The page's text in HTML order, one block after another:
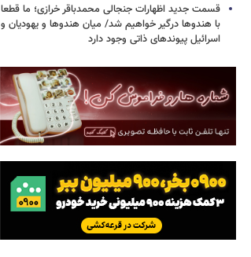
قسمت جدید اظهارات جنجالی محمدباقر خرازی؛ ما قطعا
با هندوها درگیر خواهیم شد/ میان هندوها و یهودیان و
اسرائیل پیوندهای ذاتی وجود دارد